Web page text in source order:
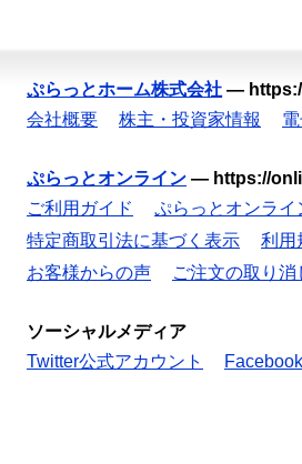
ぷらっとホーム株式会社 —
会社概要
株主・投資家情報
ぷらっとオンライン — https://
ご利用ガイド
ぷらっとオンライ
特定商取引法に基づく表示
利用
お客様からの声
ご注文の取り消
ソーシャルメディア
Twitter公式アカウント